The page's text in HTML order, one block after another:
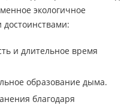
экологичное
и длительное время
образование дыма.
благодаря